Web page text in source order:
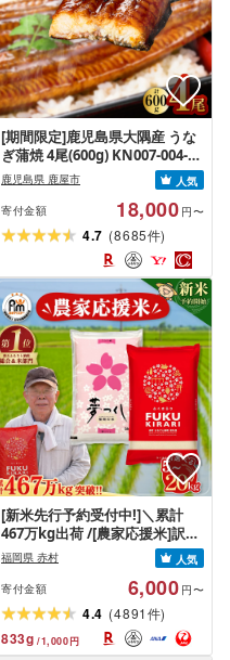
[期間限定]鹿児島県大隅産 うな
ぎ蒲焼 4尾(600g) KN007-004-
04-cp18 うなぎ 鰻 魚 惣菜 総菜
鹿児島県 鹿屋市
人気
寄付金額
18,000 円〜
4.7 (8685件)
[新米先行予約受付中!]＼累計
467万kg出荷 /[農家応援米]訳あ
り 令和7年産 令和8年産ふくき
らり 夢つくし 5kg 10kg 15kg
20kg [選べる品種・内容量・出
荷時期]複数原料米 白米 精米 国
産 限定 ごはん ご飯 白飯 米 お米
ふるさと 人気 ランキング
福岡県 赤村
人気
寄付金額
6,000 円〜
4.4 (4891件)
833g /1,000円